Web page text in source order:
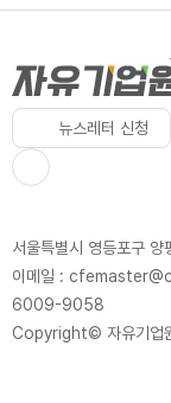
뉴스레터 신청
서울특별시 영등포구
이메일 :
6009-9058
Copyright© 자유기업